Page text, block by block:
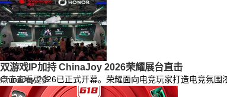
双游戏IP加持 ChinaJoy 2026荣耀展台直击
ChinaJoy 2026已正式开幕。荣耀面向电竞玩家打造电竞氛围
标签：荣耀| ChinaJoy|荣耀WIN| 2026-07-31
点击查看更多